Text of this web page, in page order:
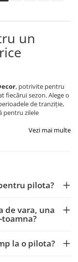
un
, potrivite pentru
sezon. Alege o
de tranziție,
pentru zilele
Vezi mai multe
pilota?
de vara, una
la o pilota?